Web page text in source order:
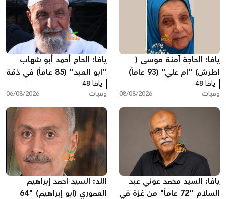
يافا: الحاجة آمنة موسى (
اطرش) "أم علي" (93 عاماً)
في ذمة الله
يافا 48
وفيات 08/08/2026
يافا: الحاج أحمد أبو شهاب
"أبو العبد" (85 عاماً) في ذمّة
الله
يافا 48
وفيات 06/08/2026
يافا: السيد محمد عوني عبد
السلام "72 عاماً" من غزة في
اللد: السيد أحمد إبراهيم
العموري (أبو إبراهيم) "64